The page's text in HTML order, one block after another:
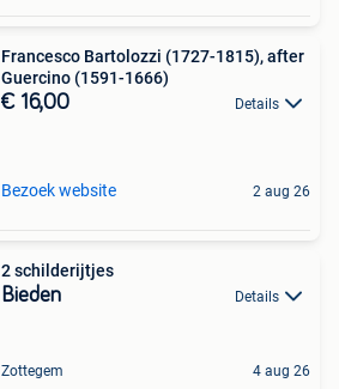
Francesco Bartolozzi (1727-1815), after
Guercino (1591-1666)
€ 16,00 Details
Bezoek website 2 aug 26
2 schilderijtjes
Bieden Details
Zottegem 4 aug 26